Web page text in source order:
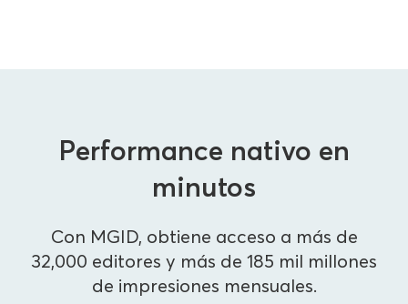
Performance nativo en
minutos
Con MGID, obtiene acceso a más de
32,000 editores y más de 185 mil millones
de impresiones mensuales.